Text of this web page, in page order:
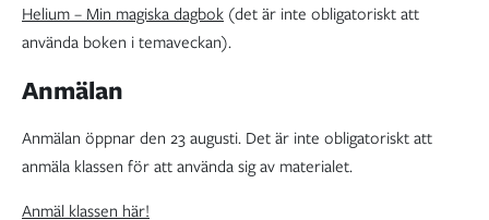
Helium – Min magiska dagbok (det är inte obligatoriskt att
använda boken i temaveckan).
Anmälan
Anmälan öppnar den 23 augusti. Det är inte obligatoriskt att
anmäla klassen för att använda sig av materialet.
Anmäl klassen här!